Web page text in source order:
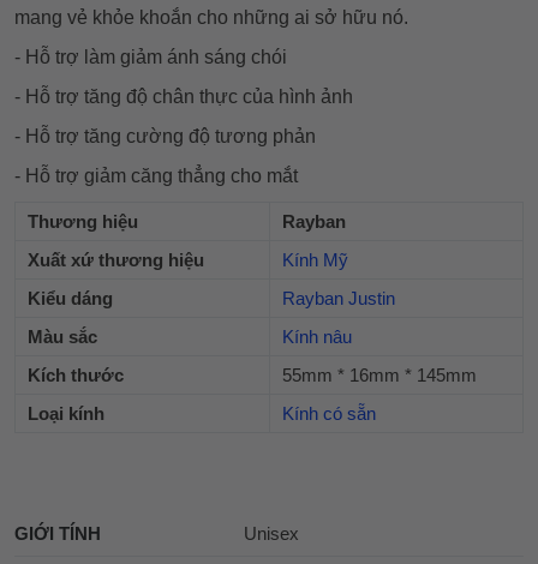
mang vẻ khỏe khoắn cho những ai sở hữu nó.
- Hỗ trợ làm giảm ánh sáng chói
- Hỗ trợ tăng độ chân thực của hình ảnh
- Hỗ trợ tăng cường độ tương phản
- Hỗ trợ giảm căng thẳng cho mắt
Thương hiệu
Rayban
Xuất xứ thương hiệu
Kính Mỹ
Kiểu dáng
Rayban Justin
Màu sắc
Kính nâu
Kích thước
55mm * 16mm * 145mm
Loại kính
Kính có sẵn
GIỚI TÍNH Unisex